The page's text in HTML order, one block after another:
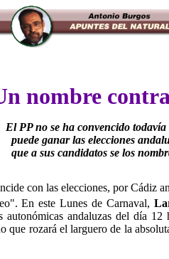
nombre
El PP no se ha convencido
puede ganar las elecciones
que a sus candidatos se los
con las elecciones, por Cádiz
En este Lunes de Carnaval,
andaluzas del día
rozará el larguero de la